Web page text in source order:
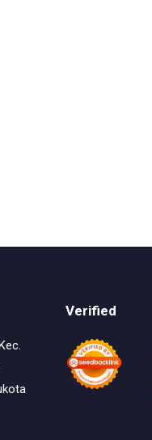
Verified